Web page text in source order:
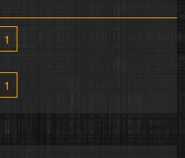
1
1